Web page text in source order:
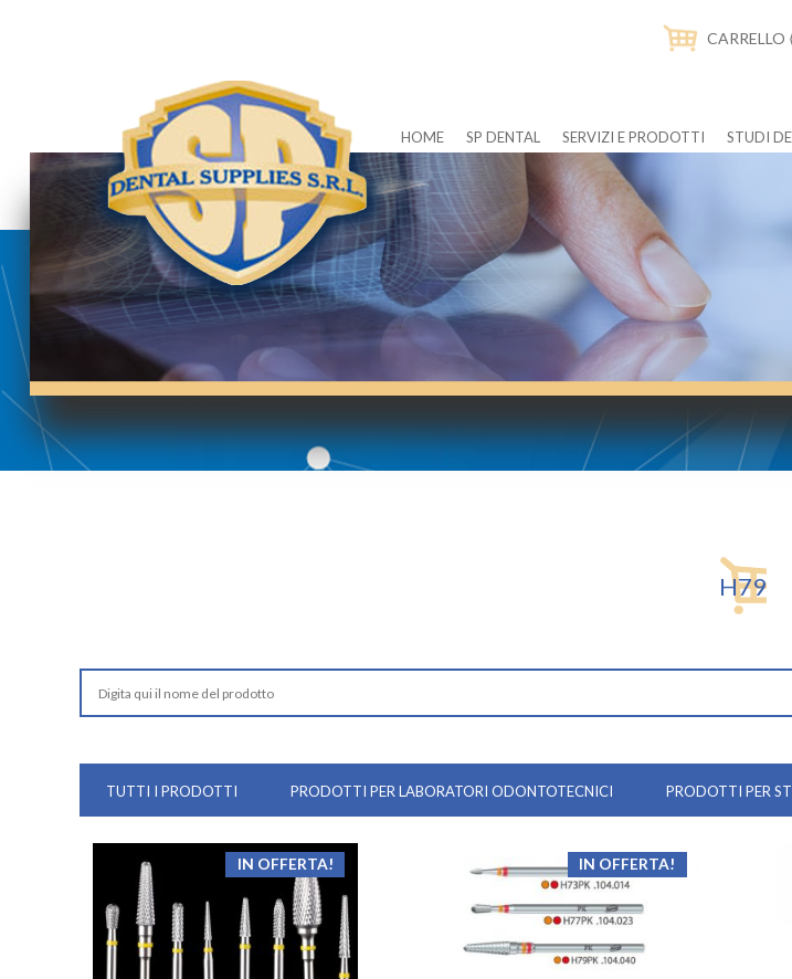
CARRELLO
HOME SP DENTAL SERVIZI E PRODOTTI STUDI
H79
TUTTI I PRODOTTI PRODOTTI PER LABORATORI ODONTOTECNICI PRODOTTI PER
IN OFFERTA! IN OFFERTA!